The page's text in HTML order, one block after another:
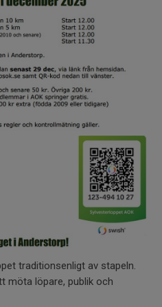
traditionsenligt av stapeln.
möta löpare, publik och